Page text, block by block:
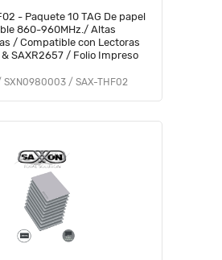
- Paquete 10 TAG De papel
860-960MHz./ Altas
/ Compatible con Lectoras
SAXR2657 / Folio Impreso
SXN0980003 / SAX-THF02